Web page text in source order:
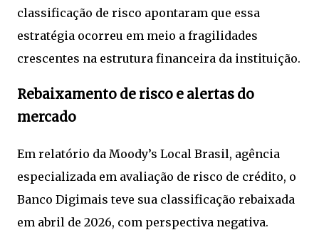
classificação de risco apontaram que essa
estratégia ocorreu em meio a fragilidades
crescentes na estrutura financeira da instituição.
Rebaixamento de risco e alertas do
mercado
Em relatório da Moody’s Local Brasil, agência
especializada em avaliação de risco de crédito, o
Banco Digimais teve sua classificação rebaixada
em abril de 2026, com perspectiva negativa.